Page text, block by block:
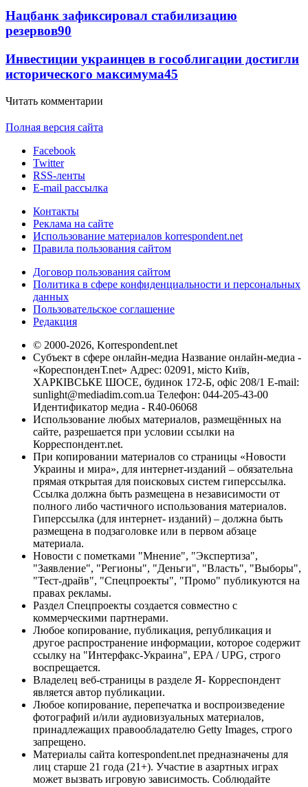
Нацбанк зафиксировал стабилизацию
резервов90
Инвестиции украинцев в гособлигации достигли
исторического максимума45
Читать комментарии
Полная версия сайта
Facebook
Twitter
RSS-ленты
E-mail рассылка
Контакты
Реклама на сайте
Использование материалов korrespondent.net
Правила пользования сайтом
Договор пользования сайтом
Политика в сфере конфиденциальности и персональных
данных
Пользовательское соглашение
Редакция
© 2000-2026, Korrespondent.net
Субъект в сфере онлайн-медиа Название онлайн-медиа -
«КореспонденТ.net» Адрес: 02091, місто Київ,
ХАРКІВСЬКЕ ШОСЕ, будинок 172-Б, офіс 208/1 E-mail:
sunlight@mediadim.com.ua Телефон: 044-205-43-00
Идентификатор медиа - R40-06068
Использование любых материалов, размещённых на
сайте, разрешается при условии ссылки на
Корреспондент.net.
При копировании материалов со страницы «Новости
Украины и мира», для интернет-изданий – обязательна
прямая открытая для поисковых систем гиперссылка.
Ссылка должна быть размещена в независимости от
полного либо частичного использования материалов.
Гиперссылка (для интернет- изданий) – должна быть
размещена в подзаголовке или в первом абзаце
материала.
Новости с пометками "Мнение", "Экспертиза",
"Заявление", "Регионы", "Деньги", "Власть", "Выборы",
"Тест-драйв", "Спецпроекты", "Промо" публикуются на
правах рекламы.
Раздел Спецпроекты создается совместно с
коммерческими партнерами.
Любое копирование, публикация, републикация и
другое распространение информации, которое содержит
ссылку на "Интерфакс-Украина", EPA / UPG, строго
воспрещается.
Владелец веб-страницы в разделе Я- Корреспондент
является автор публикации.
Любое копирование, перепечатка и воспроизведение
фотографий и/или аудиовизуальных материалов,
принадлежащих правообладателю Getty Images, строго
запрещено.
Материалы сайта korrespondent.net предназначены для
лиц старше 21 года (21+). Участие в азартных играх
может вызвать игровую зависимость. Соблюдайте